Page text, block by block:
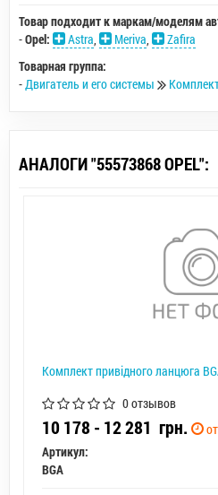
Товар подходит к маркам/моделям
-Opel: Astra Meriva
Zafira
Товарная группа:
- Двигатель и его системы
АНАЛОГИ "55573868 OPEL":
Комплект привідного ланцюга
0 отзывов
10 178 - 12 281 грн.
Артикул:
BGA